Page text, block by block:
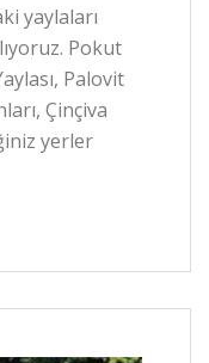
yaylaları
Pokut
Palovit
Çinçiva
yerler